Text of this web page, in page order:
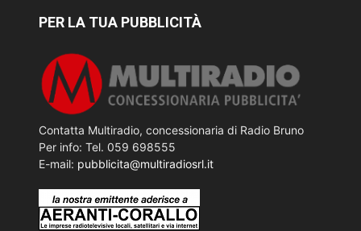
PER LA TUA PUBBLICITÀ
Contatta Multiradio, concessionaria di Radio Bruno
Per info: Tel. 059 698555
E-mail: pubblicita@multiradiosrl.it